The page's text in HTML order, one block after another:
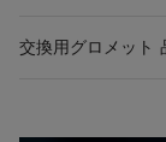
交換用グロメット